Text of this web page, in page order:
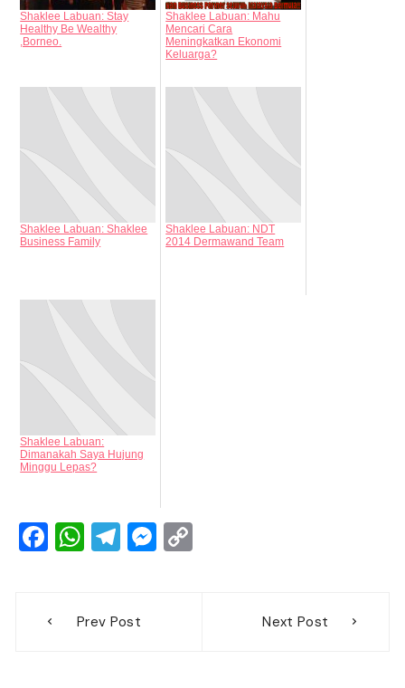
Shaklee Labuan: Stay
Healthy Be Wealthy
,Borneo.
Shaklee Labuan: Mahu
Mencari Cara
Meningkatkan Ekonomi
Keluarga?
Shaklee Labuan: Shaklee
Business Family
Shaklee Labuan: NDT
2014 Dermawand Team
Shaklee Labuan:
Dimanakah Saya Hujung
Minggu Lepas?
F
e
W
s
T
gr
M
navigation
Prev Post Next Post